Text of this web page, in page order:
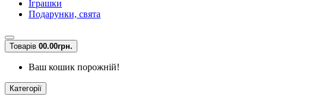
Іграшки
Подарунки, свята
Товарів 00.00грн.
Ваш кошик порожній!
Категорії